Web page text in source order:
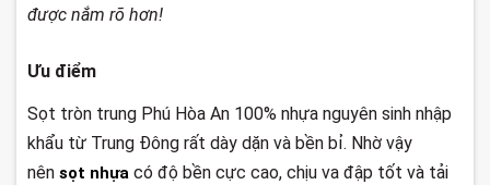
được nắm rõ hơn!
Ưu điểm
Sọt tròn trung Phú Hòa An 100% nhựa nguyên sinh nhập
khẩu từ Trung Đông rất dày dặn và bền bỉ. Nhờ vậy
nên sọt nhựa có độ bền cực cao, chịu va đập tốt và tải